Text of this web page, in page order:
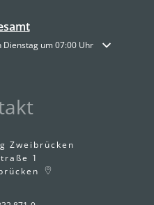
Schließzeiten auszublenden
um 07:00 Uhr
Zweibrücken
1